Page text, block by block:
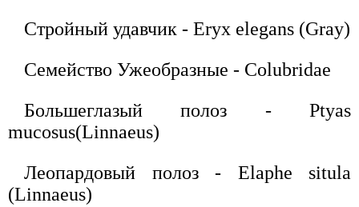
Стройный удавчик - Eryx elegans (Gray)
Семейство Ужеобразные - Colubridae
Большеглазый полоз - Ptyas
mucosus(Linnaeus)
Леопардовый полоз - Elaphe situla
(Linnaeus)